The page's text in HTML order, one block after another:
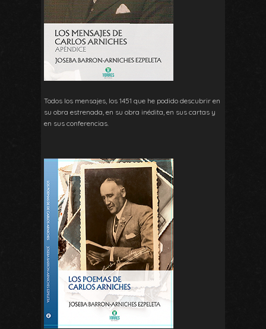
Todos los mensajes, los 1451 que he podido descubrir en
su obra estrenada, en su obra inédita, en sus cartas y
en sus conferencias.